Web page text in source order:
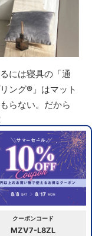
クーポンコード
MZV7-L8ZL
には寝具の「通
ング® 」はマット
らない。だから